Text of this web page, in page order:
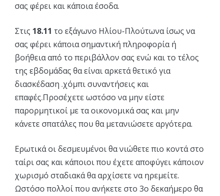
σας φέρει και κάποια έσοδα.
Στις 18.11 το εξάγωνο Ηλίου-Πλούτωνα ίσως να
σας φέρει κάποια σημαντική πληροφορία ή
βοήθεια από το περιβάλλον σας ενώ και το τέλος
της εβδομάδας θα είναι αρκετά θετικό για
διασκέδαση .χόμπι συναντήσεις και
επαφές.Προσέχετε ωστόσο να μην είστε
παρορμητικοί με τα οικονομικά σας και μην
κάνετε σπατάλες που θα μετανιώσετε αργότερα.
Ερωτικά οι δεσμευμένοι θα νιώθετε πιο κοντά στο
ταίρι σας και κάποιοι που έχετε αποφύγει κάποιον
χωρισμό σταδιακά θα αρχίσετε να ηρεμείτε.
Ωστόσο πολλοί που ανήκετε στο 3ο δεκαήμερο θα